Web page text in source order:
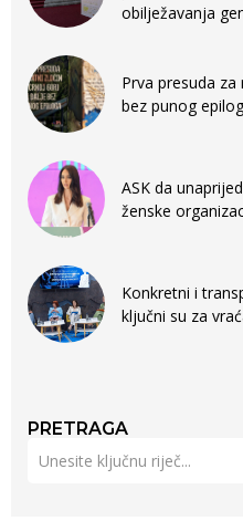
obilježavanja
Prva presuda
bez punog
ASK da
ženske
Konkretni i
ključni su za
PRETRAGA